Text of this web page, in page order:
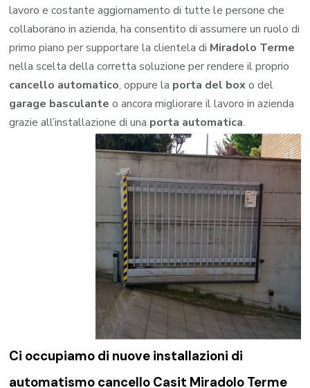
lavoro e costante aggiornamento di tutte le persone che
collaborano in azienda, ha consentito di assumere un ruolo di
primo piano per supportare la clientela di Miradolo Terme
nella scelta della corretta soluzione per rendere il proprio
cancello automatico, oppure la porta del boxo del
garage basculante o ancora migliorare il lavoro in azienda
grazie all’installazione di una porta automatica.
Ci occupiamo di nuove installazioni di
automatismo cancello Casit Miradolo Terme